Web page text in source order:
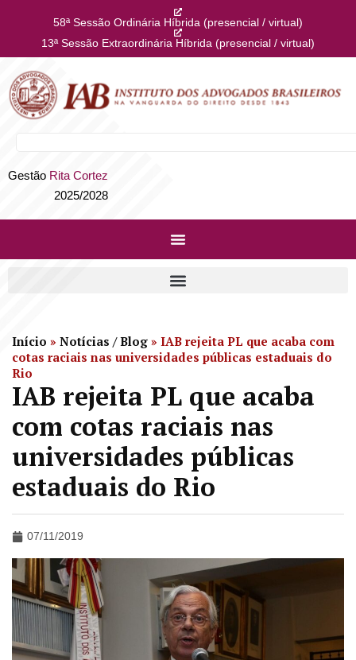
58ª Sessão Ordinária Híbrida (presencial / virtual)
13ª Sessão Extraordinária Híbrida (presencial / virtual)
Gestão Rita Cortez
2025/2028
Início » Notícias / Blog » IAB rejeita PL que acaba com
cotas raciais nas universidades públicas estaduais do
Rio
IAB rejeita PL que acaba
com cotas raciais nas
universidades públicas
estaduais do Rio
07/11/2019